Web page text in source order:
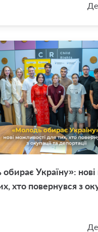
Укра­ї­ну»:
хто по­вер­нув­ся з